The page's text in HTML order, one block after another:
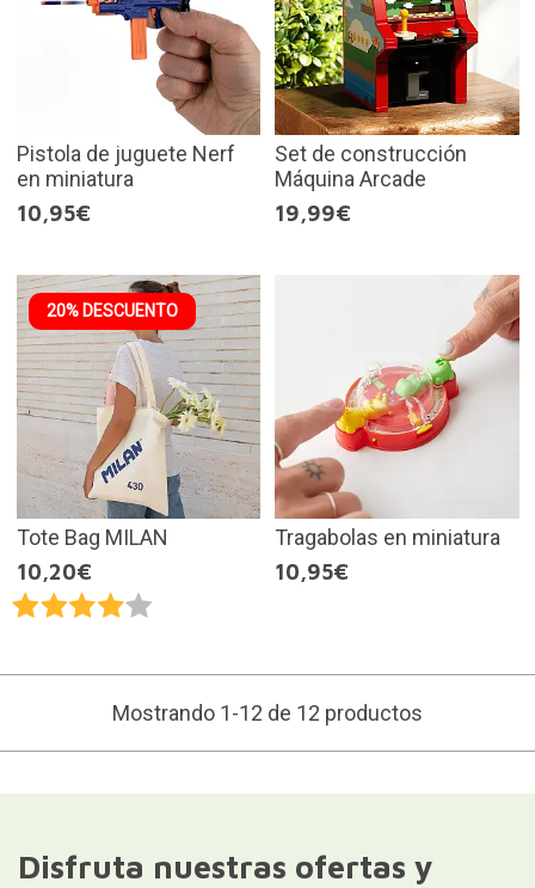
Pistola de juguete Nerf
en miniatura
10,95€
Set de construcción
Máquina Arcade
19,99€
20% DESCUENTO
Tote Bag MILAN
10,20€
Tragabolas en miniatura
10,95€
Mostrando 1-12 de 12 productos
Disfruta nuestras ofertas y